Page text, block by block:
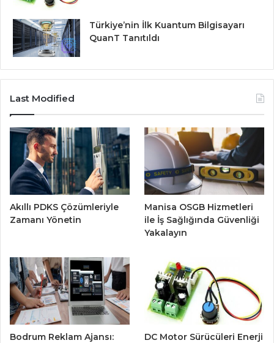
Türkiye’nin İlk Kuantum Bilgisayarı
QuanT Tanıtıldı
Last Modified
Akıllı PDKS Çözümleriyle
Zamanı Yönetin
Manisa OSGB Hizmetleri
ile İş Sağlığında Güvenliği
Yakalayın
Bodrum Reklam Ajansı:
DC Motor Sürücüleri Enerji